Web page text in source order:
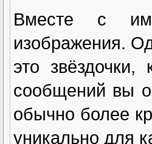
Вместе с
изображения.
это
сообщений вы
обычно более
уникально для